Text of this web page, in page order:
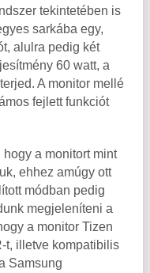
tekintetében is
sarkába egy,
alulra pedig két
60 watt, a
A monitor mellé
fejlett funkciót
a monitort mint
ehhez amúgy ott
módban pedig
megjeleníteni a
a monitor Tizen
t, illetve kompatibilis
Samsung